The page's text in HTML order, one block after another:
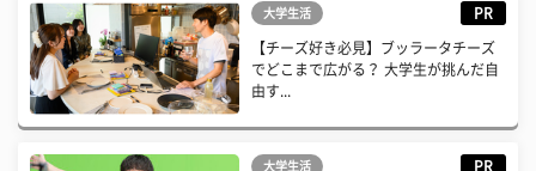
大学生活 PR
【チーズ好き必見】ブッラータチーズ
でどこまで広がる？ 大学生が挑んだ自
由す...
大学生活 PR